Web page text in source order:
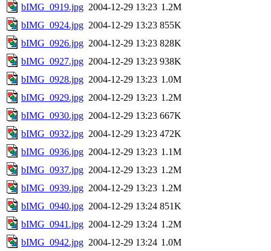
bIMG_0919.jpg 2004-12-29 13:23 1.2M
bIMG_0924.jpg 2004-12-29 13:23 855K
bIMG_0926.jpg 2004-12-29 13:23 828K
bIMG_0927.jpg 2004-12-29 13:23 938K
bIMG_0928.jpg 2004-12-29 13:23 1.0M
bIMG_0929.jpg 2004-12-29 13:23 1.2M
bIMG_0930.jpg 2004-12-29 13:23 667K
bIMG_0932.jpg 2004-12-29 13:23 472K
bIMG_0936.jpg 2004-12-29 13:23 1.1M
bIMG_0937.jpg 2004-12-29 13:23 1.2M
bIMG_0939.jpg 2004-12-29 13:23 1.2M
bIMG_0940.jpg 2004-12-29 13:24 851K
bIMG_0941.jpg 2004-12-29 13:24 1.2M
bIMG_0942.jpg 2004-12-29 13:24 1.0M